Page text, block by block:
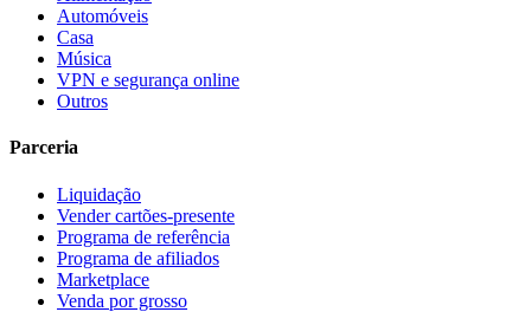
Automóveis
Casa
Música
VPN e segurança online
Outros
Parceria
Liquidação
Vender cartões-presente
Programa de referência
Programa de afiliados
Marketplace
Venda por grosso